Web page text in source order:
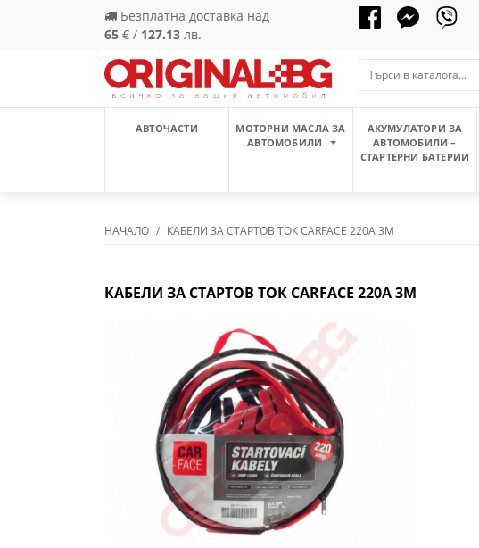
Безплатна доставка над
65 € / 127.13 лв.
АВТОЧАСТИ
МОТОРНИ МАСЛА ЗА
АВТОМОБИЛИ
АКУМУЛАТОРИ ЗА
АВТОМОБИЛИ –
СТАРТЕРНИ БАТЕРИИ
НАЧАЛО КАБЕЛИ ЗА СТАРТОВ ТОК CARFACE 220A 3M
КАБЕЛИ ЗА СТАРТОВ ТОК CARFACE 220A 3M